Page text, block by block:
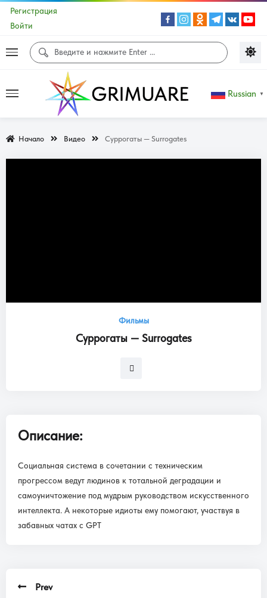
Регистрация
Войти
Russian ▼
Начало Видео Суррогаты — Surrogates
Фильмы
Суррогаты — Surrogates
Описание:
Социальная система в сочетании с техническим
прогрессом ведут людинов к тотальной деградации и
самоуничтожение под мудрым руководством искусственного
интеллекта. А некоторые идиоты ему помогают, участвуя в
забавных чатах с GPT
Prev